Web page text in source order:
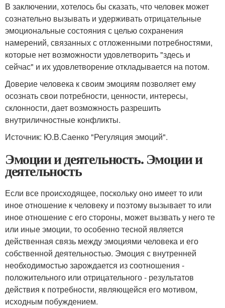
В заключении, хотелось бы сказать, что человек может
сознательно вызывать и удерживать отрицательные
эмоциональные состояния с целью сохранения
намерений, связанных с отложенными потребностями,
которые нет возможности удовлетворить "здесь и
сейчас" и их удовлетворение откладывается на потом.
Доверие человека к своим эмоциям позволяет ему
осознать свои потребности, ценности, интересы,
склонности, дает возможность разрешить
внутриличностные конфликты.
Источник: Ю.В.Саенко "Регуляция эмоций".
Эмоции и деятельность. Эмоции и
деятельность
Если все происходящее, поскольку оно имеет то или
иное отношение к человеку и поэтому вызывает то или
иное отношение с его стороны, может вызвать у него те
или иные эмоции, то особенно тесной является
действенная связь между эмоциями человека и его
собственной деятельностью. Эмоция с внутренней
необходимостью зарождается из соотношения -
положительного или отрицательного - результатов
действия к потребности, являющейся его мотивом,
исходным побуждением.